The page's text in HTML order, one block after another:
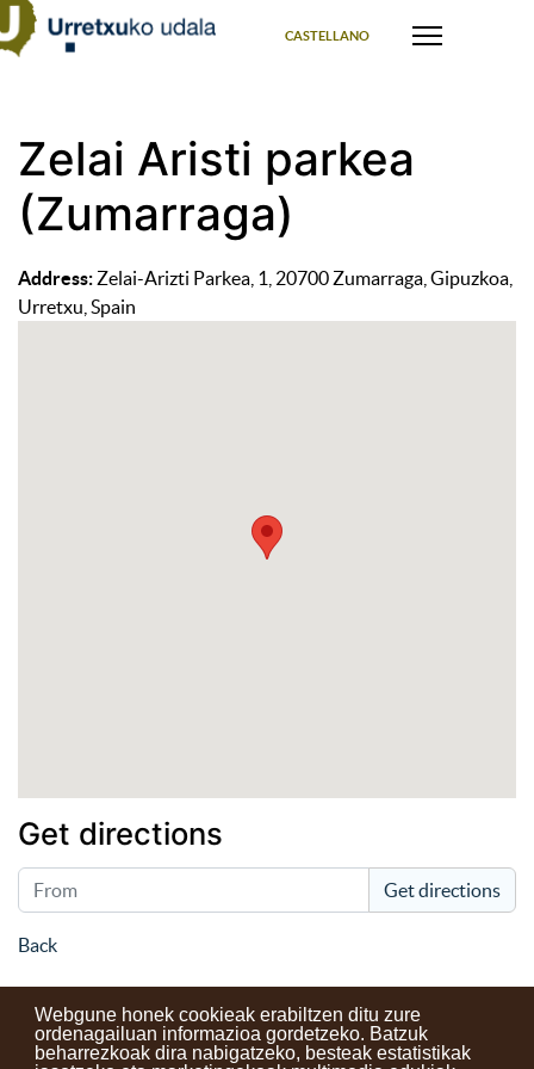
Webgune honek cookieak erabiltzen ditu zure
ordenagailuan informazioa gordetzeko. Batzuk
beharrezkoak dira nabigatzeko, besteak estatistikak
CASTELLANO
Zelai Aristi parkea
(Zumarraga)
Address: Zelai-Arizti Parkea, 1, 20700 Zumarraga, Gipuzkoa,
Urretxu, Spain
Get directions
Get directions
Back